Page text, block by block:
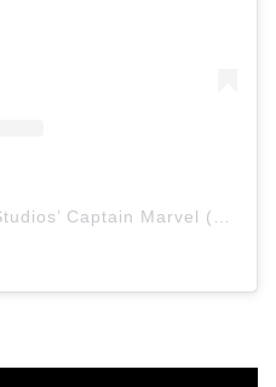
A post shared by Marvel Studios’ Captain Marvel (@captainmarvelofficial)